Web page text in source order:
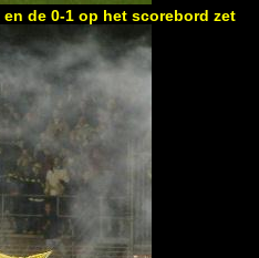
de 0-1 op het scorebord zet